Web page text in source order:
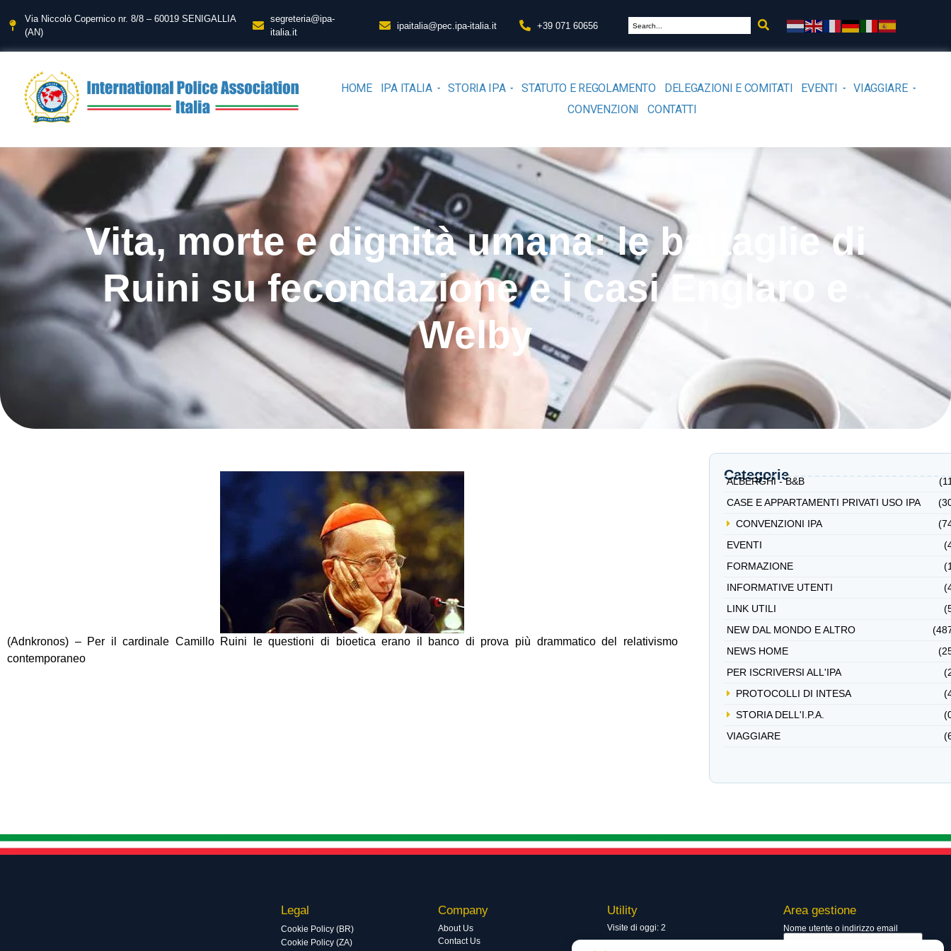
Via Niccolò Copernico nr. 8/8 – 60019 SENIGALLIA
(AN)
segreteria@ipa-
italia.it
ipaitalia@pec.ipa-italia.it +39 071 60656
HOME IPA ITALIA STORIA IPA STATUTO E REGOLAMENTO DELEGAZIONI E COMITATI EVENTI
VIAGGIARE
CONVENZIONI
CONTATTI
Vita, morte e dignità umana: le battaglie di
Ruini su fecondazione e i casi Englaro e
Welby
(Adnkronos) – Per il cardinale Camillo Ruini le questioni di bioetica erano il banco di prova più drammatico del relativismo
contemporaneo
Categorie
ALBERGHI - B&B
CASE E APPARTAMENTI PRIVATI USO IPA
CONVENZIONI IPA
EVENTI
FORMAZIONE
INFORMATIVE UTENTI
LINK UTILI
NEW DAL MONDO E ALTRO
NEWS HOME
PER ISCRIVERSI ALL'IPA
PROTOCOLLI DI INTESA
STORIA DELL'I.P.A.
VIAGGIARE
Legal
Cookie Policy (BR)
Cookie Policy (ZA)
Company
About Us
Contact Us
Utility
Visite di oggi: 2
Visite totali: 13559
Area gestione
Nome utente o indirizzo email